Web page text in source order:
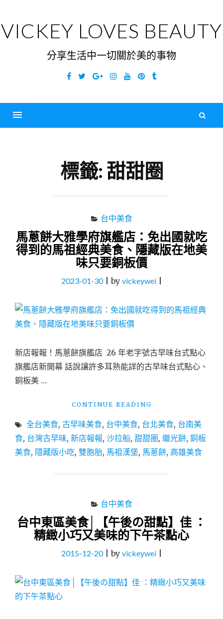
content
VICKEY LOVES BEAUTY
分享生活中一切關於美的事物
Facebook
TwitterGoogleInstagramYouTubePinterest
Tumblr
標籤: 甜甜圈
台中美食
馬蔥餅大雅學府旗艦店：免出國就吃
得到的馬祖經典美食、隱藏版在地美
味只要銅板價
2023-01-30|by vickeywei|
新店報報！馬蔥餅旗艦店 26 年老字號古早味台式點心
旗艦店新開幕 話說讓許多耳熟能詳的古早味台式點心、
銅板美 …
CONTINUE READING
餅
大
學
出
國
就
吃
的
全台美食, 古早味美食, 台中美食, 台北美食, 台南美
食, 台灣古早味, 新店報報, 沙拉船, 甜甜圈, 繼光餅, 銅板
美食, 隱藏版小吃, 雙胞胎, 馬祖漢堡, 馬蔥餅, 高雄美食
台中美食
台中東區美食│【午後の甜點】佳 ：
精緻小巧又美味的下午茶點心
2015-12-20|by vickeywei|